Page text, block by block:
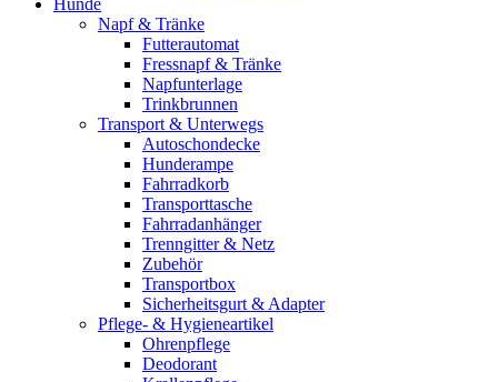
Hunde
Napf & Tränke
Futterautomat
Fressnapf & Tränke
Napfunterlage
Trinkbrunnen
Transport & Unterwegs
Autoschondecke
Hunderampe
Fahrradkorb
Transporttasche
Fahrradanhänger
Trenngitter & Netz
Zubehör
Transportbox
Sicherheitsgurt & Adapter
Pflege- & Hygieneartikel
Ohrenpflege
Deodorant